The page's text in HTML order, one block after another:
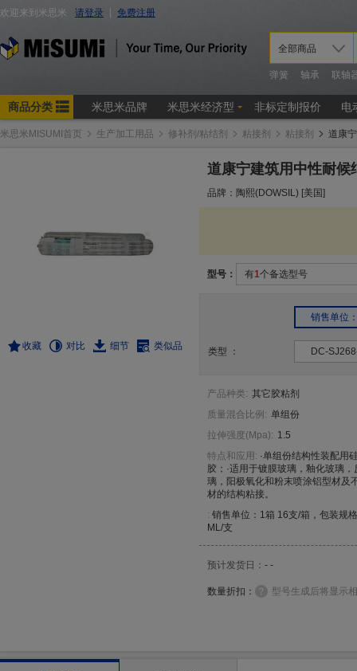
米思米MISUMI首页 生产加工用品 修补剂/粘结剂 粘接剂 粘接剂 道康
收藏 对比 细节 类似品
道康宁建筑用中性耐候
品牌：陶熙(DOWSIL) [美国]
型号： 有1个备选型号
销售单位
类型 ： DC-
产品种类: 其它胶粘剂
质量混合比例 : 单组份
拉伸强度(Mpa): 1.5
特点和应用: ·单组份结构性装配用
胶；·适用于镀膜玻璃，釉化玻璃，
璃，阳极氧化和粉末喷涂铝型材及
材的结构粘接。
: 销售单位：1箱 16支/箱，包装规
ML/支
预计发货日： - -
数量折扣： 型号生成后将显示